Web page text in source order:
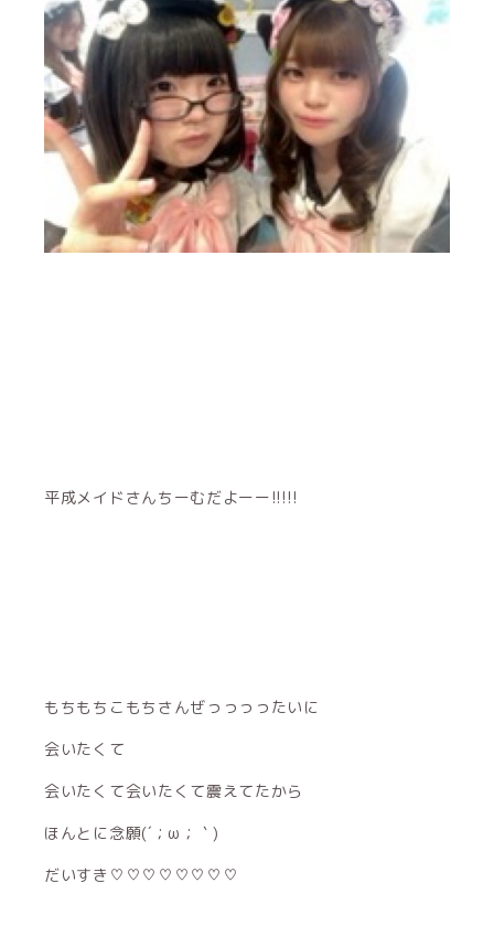
平成メイドさんちーむだよーー!!!!!
もちもちこもちさんぜっっっったいに
会いたくて
会いたくて会いたくて震えてたから
ほんとに念願(´；ω；｀)
だいすき♡♡♡♡♡♡♡♡